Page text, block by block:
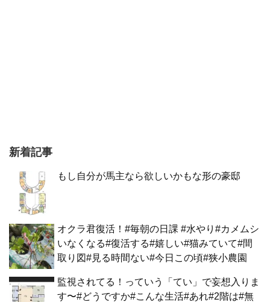
新着記事
もし自分が馬主なら欲しいかもな形の豪邸
オクラ君復活！#毎朝の日課 #水やり#カメムシ
いなくなる#復活する#嬉しい#猫みていて#間
取り図#見る時間ない#今日この頃#狭小農園
監視されてる！っていう「てい」で妄想入りま
す〜#どうですか#こんな生活#あれ#2階は#無